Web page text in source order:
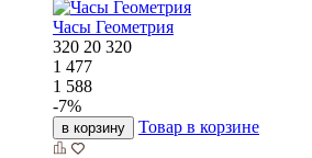
Часы Геометрия
320 20 320
1 477
1 588
-7%
в корзину Товар в корзине